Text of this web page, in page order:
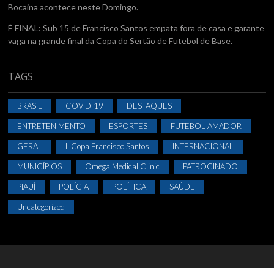
Bocaina acontece neste Domingo.
É FINAL: Sub 15 de Francisco Santos empata fora de casa e garante
vaga na grande final da Copa do Sertão de Futebol de Base.
TAGS
BRASIL COVID-19 DESTAQUES
ENTRETENIMENTO ESPORTES FUTEBOL AMADOR
GERAL II Copa Francisco Santos INTERNACIONAL
MUNICÍPIOS Omega Medical Clinic PATROCINADO
PIAUÍ POLÍCIA POLÍTICA SAÚDE
Uncategorized